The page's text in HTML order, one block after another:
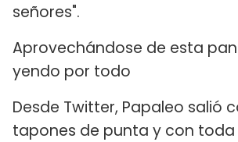
señores".
Aprovechándose de esta
yendo por todo
Desde Twitter, Papaleo salió
tapones de punta y con toda